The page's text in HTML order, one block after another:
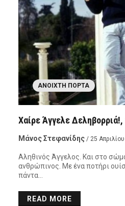
ΑΝΟΙΧΤΉ ΠΌΡΤΑ
Χαίρε Άγγελε
Μάνος Στεφανίδης / 25
Αληθινός Άγγελος. Και στο
ανθρώπινος. Με ένα ποτήρι
πάντα…
READ MORE